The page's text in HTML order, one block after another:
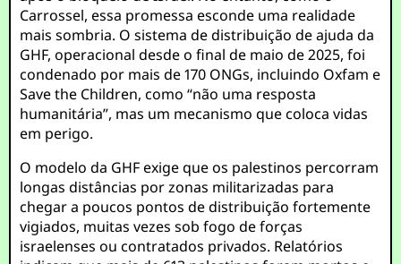
Carrossel, essa promessa esconde uma realidade
mais sombria. O sistema de distribuição de ajuda da
GHF, operacional desde o final de maio de 2025, foi
condenado por mais de 170 ONGs, incluindo Oxfam e
Save the Children, como “não uma resposta
humanitária”, mas um mecanismo que coloca vidas
em perigo.
O modelo da GHF exige que os palestinos percorram
longas distâncias por zonas militarizadas para
chegar a poucos pontos de distribuição fortemente
vigiados, muitas vezes sob fogo de forças
israelenses ou contratados privados. Relatórios